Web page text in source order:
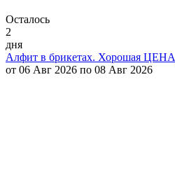
Осталось
2
дня
Алфит в брикетах. Хорошая ЦЕНА
от 06 Авг 2026 по 08 Авг 2026